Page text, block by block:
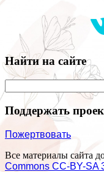
Найти на сайте
Поддержать
Пожертвовать
Все материалы сайта
Commons СС-BY-SA